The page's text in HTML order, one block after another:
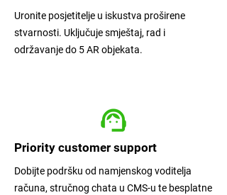
Uronite posjetitelje u iskustva proširene
stvarnosti. Uključuje smještaj, rad i
održavanje do 5 AR objekata.
Priority customer support
Dobijte podršku od namjenskog voditelja
računa, stručnog chata u CMS-u te besplatne